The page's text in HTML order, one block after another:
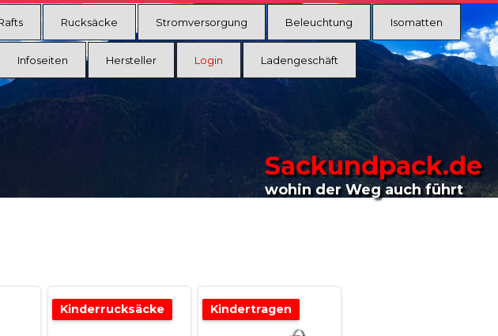
Rucksäcke Stromversorgung Beleuchtung Isomatten
Infoseiten Hersteller Login Ladengeschäft
Sackundpack.de
wohin der Weg auch führt
Kinderrucksäcke Kindertragen